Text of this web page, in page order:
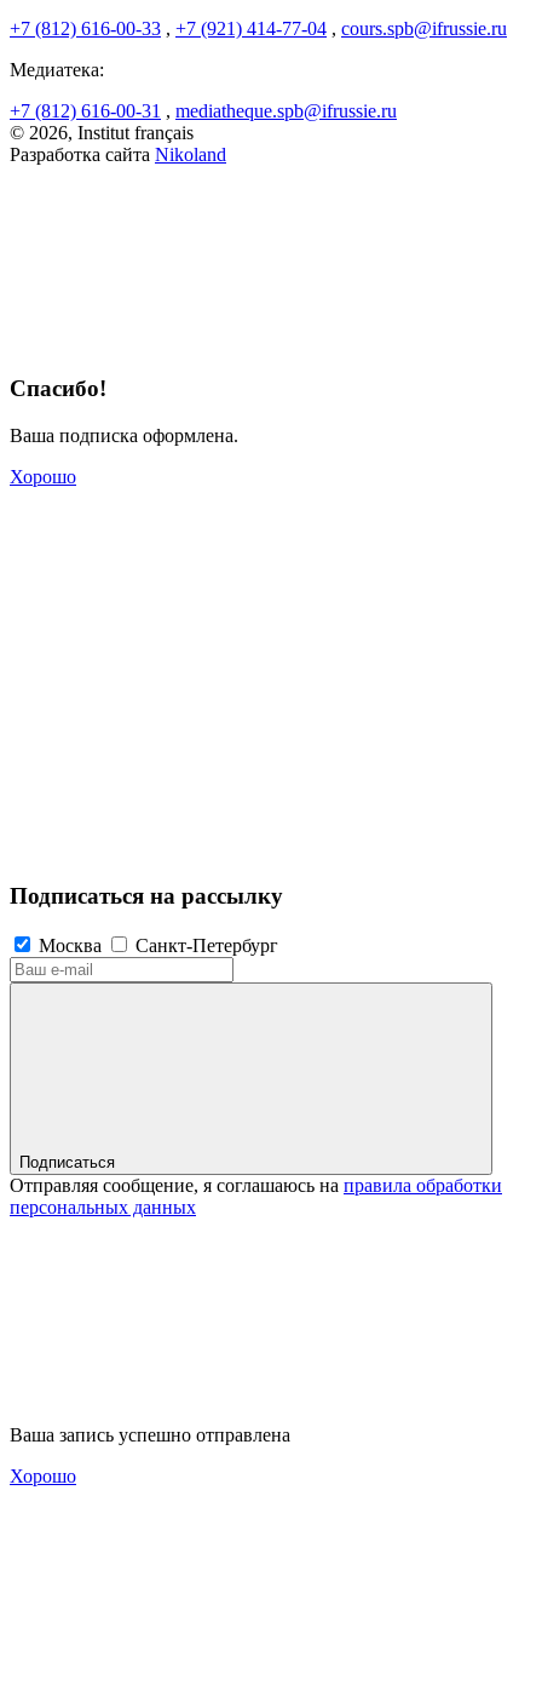
+7 (812) 616-00-33 , +7 (921) 414-77-04 , cours.spb@ifrussie.ru
Медиатека:
+7 (812) 616-00-31 , mediatheque.spb@ifrussie.ru
© 2026, Institut français
Разработка сайта Nikoland
Спасибо!
Ваша подписка оформлена.
Хорошо
Подписаться на рассылку
Москва Санкт-Петербург
Подписаться
Отправляя сообщение, я соглашаюсь на правила обработки
персональных данных
Ваша запись успешно отправлена
Хорошо